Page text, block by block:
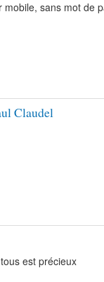
mobile, sans mot de
Claudel
est précieux